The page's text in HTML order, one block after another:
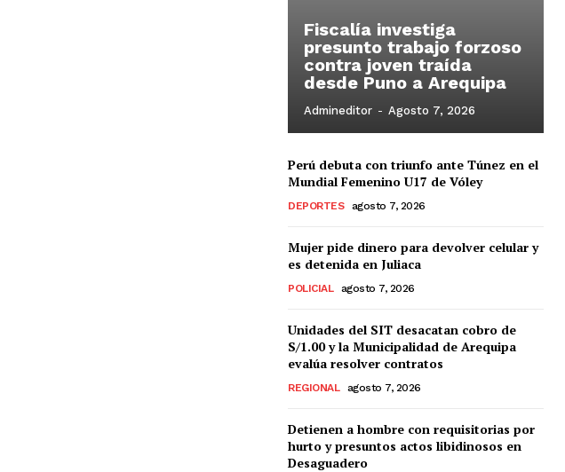
Fiscalía investiga
presunto trabajo forzoso
contra joven traída
desde Puno a Arequipa
Admineditor - Agosto 7, 2026
Perú debuta con triunfo ante Túnez en el
Mundial Femenino U17 de Vóley
DEPORTES agosto 7, 2026
Mujer pide dinero para devolver celular y
es detenida en Juliaca
POLICIAL agosto 7, 2026
Unidades del SIT desacatan cobro de
S/1.00 y la Municipalidad de Arequipa
evalúa resolver contratos
REGIONAL agosto 7, 2026
Detienen a hombre con requisitorias por
hurto y presuntos actos libidinosos en
Desaguadero